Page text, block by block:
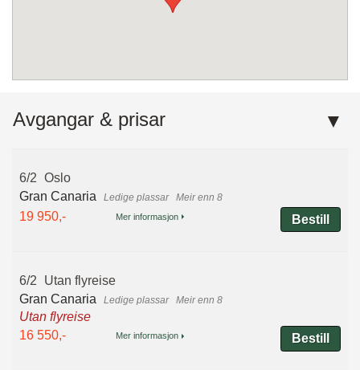
Avgangar & prisar
6/2 Oslo
Gran Canaria
Meir enn 8
19 950,- Bestill
Mer informasjon
6/2
Utan flyreise
Gran Canaria
Utan flyreise
Meir enn 8
16 550,- Bestill
Mer informasjon